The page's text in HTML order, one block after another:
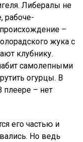
Либералы не
рабоче-
–
жука с
клубнику.
самолепными
огурцы. В
плеере – нет
его частью и
Но ведь